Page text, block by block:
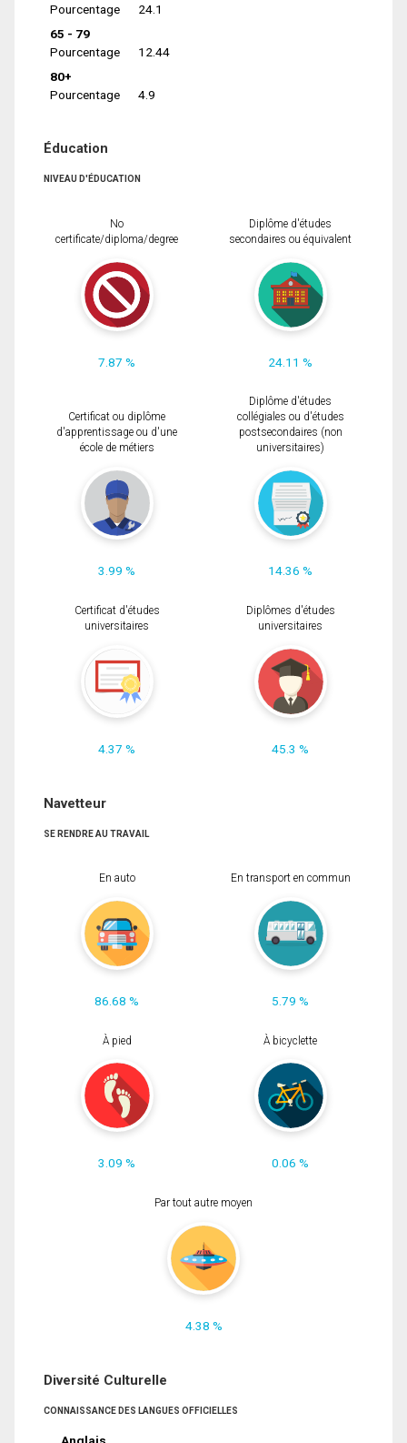
Pourcentage
24.1
65 - 79
Pourcentage
12.44
80+
Pourcentage
4.9
Éducation
NIVEAU D'ÉDUCATION
No
certificate/diploma/degree
7.87 %
Diplôme d'études
secondaires ou équivalent
24.11 %
Certificat ou diplôme
d'apprentissage ou d'une
école de métiers
3.99 %
Diplôme d'études
collégiales ou d'études
postsecondaires (non
universitaires)
14.36 %
Certificat d'études
universitaires
4.37 %
Diplômes d'études
universitaires
45.3 %
Navetteur
SE RENDRE AU TRAVAIL
En auto
86.68 %
En transport en commun
5.79 %
À pied
3.09 %
À bicyclette
0.06 %
Par tout autre moyen
4.38 %
Diversité Culturelle
CONNAISSANCE DES LANGUES OFFICIELLES
Anglais